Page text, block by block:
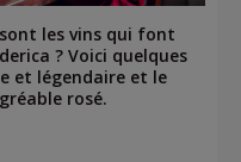
les vins qui font
? Voici quelques
et légendaire et le
rosé.